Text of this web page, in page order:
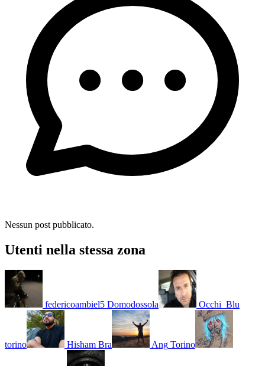
Nessun post pubblicato.
Utenti nella stessa zona
federicoambiel5 Domodossola Occhi_Blu
torino Hisham Bra Ang Torino